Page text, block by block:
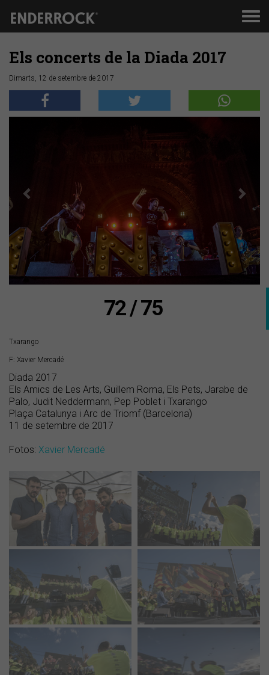
Els concerts de la Diada 2017
Dimarts, 12 de setembre de 2017
Anterior
72 / 75
Txarango
F: Xavier Mercadé
Diada 2017
Els Amics de Les Arts, Guillem Roma, Els Pets, Jarabe de
Palo, Judit Neddermann, Pep Poblet i Txarango
Plaça Catalunya i Arc de Triomf (Barcelona)
11 de setembre de 2017
Fotos: Xavier Mercadé